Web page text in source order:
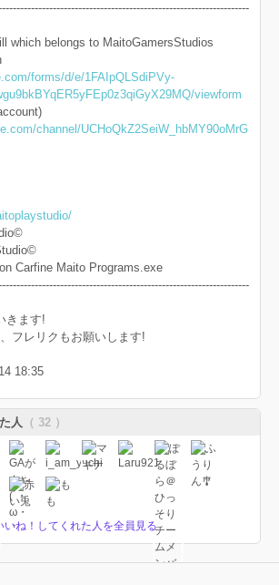
which belongs to MaitoGamersStudios
forms/d/e/1FAIpQLSdiPVy-
viewform
channel/UCHoQkZ2SeiW_hbMY90oMrG
Carfine Maito Programs.exe
きます!
フレリクもお願いします!
18:35
人 （ 32 ）
いね！してくれた人を全員見る